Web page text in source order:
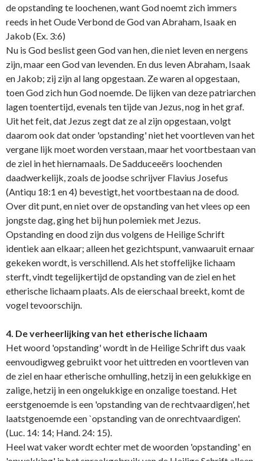
de opstanding te loochenen, want God noemt zich immers
reeds in het Oude Verbond de God van Abraham, Isaak en
Jakob (Ex. 3:6)
Nu is God beslist geen God van hen, die niet leven en nergens
zijn, maar een God van levenden. En dus leven Abraham, Isaak
en Jakob; zij zijn al lang opgestaan. Ze waren al opgestaan,
toen God zich hun God noemde. De lijken van deze patriarchen
lagen toentertijd, evenals ten tijde van Jezus, nog in het graf.
Uit het feit, dat Jezus zegt dat ze al zijn opgestaan, volgt
daarom ook dat o­nder 'opstanding' niet het voortleven van het
vergane lijk moet worden verstaan, maar het voortbestaan van
de ziel in het hiernamaals. De Sadduceeërs loochenden
daadwerkelijk, zoals de joodse schrijver Flavius Josefus
(Antiqu 18:1 en 4) bevestigt, het voortbestaan na de dood.
Over dit punt, en niet over de opstanding van het vlees op een
jongste dag, ging het bij hun polemiek met Jezus.
Opstanding en dood zijn dus volgens de Heilige Schrift
identiek aan elkaar; alleen het gezichtspunt, vanwaaruit ernaar
gekeken wordt, is verschillend. Als het stoffelijke lichaam
sterft, vindt tegelijkertijd de opstanding van de ziel en het
etherische lichaam plaats. Als de eierschaal breekt, komt de
vogel tevoorschijn.
4. De verheerlijking van het etherische lichaam
Het woord 'opstanding' wordt in de Heilige Schrift dus vaak
eenvoudigweg gebruikt voor het uittreden en voortleven van
de ziel en haar etherische omhulling, hetzij in een gelukkige en
zalige, hetzij in een o­ngelukkige en o­nzalige toestand. Het
eerstgenoemde is een 'opstanding van de rechtvaardigen', het
laatstgenoemde een `opstanding van de o­nrechtvaardigen'.
(Luc. 14: 14; Hand. 24: 15).
Heel wat vaker wordt echter met de woorden 'opstanding' en